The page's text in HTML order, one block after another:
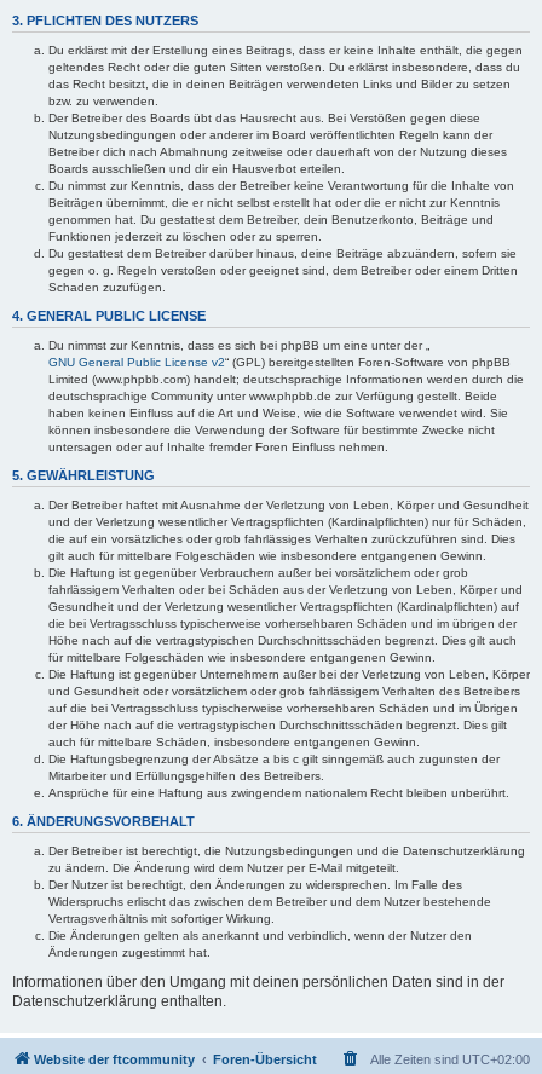
3. PFLICHTEN DES NUTZERS
Du erklärst mit der Erstellung eines Beitrags, dass er keine Inhalte enthält, die gegen
geltendes Recht oder die guten Sitten verstoßen. Du erklärst insbesondere, dass du
das Recht besitzt, die in deinen Beiträgen verwendeten Links und Bilder zu setzen
bzw. zu verwenden.
Der Betreiber des Boards übt das Hausrecht aus. Bei Verstößen gegen diese
Nutzungsbedingungen oder anderer im Board veröffentlichten Regeln kann der
Betreiber dich nach Abmahnung zeitweise oder dauerhaft von der Nutzung dieses
Boards ausschließen und dir ein Hausverbot erteilen.
Du nimmst zur Kenntnis, dass der Betreiber keine Verantwortung für die Inhalte von
Beiträgen übernimmt, die er nicht selbst erstellt hat oder die er nicht zur Kenntnis
genommen hat. Du gestattest dem Betreiber, dein Benutzerkonto, Beiträge und
Funktionen jederzeit zu löschen oder zu sperren.
Du gestattest dem Betreiber darüber hinaus, deine Beiträge abzuändern, sofern sie
gegen o. g. Regeln verstoßen oder geeignet sind, dem Betreiber oder einem Dritten
Schaden zuzufügen.
4. GENERAL PUBLIC LICENSE
Du nimmst zur Kenntnis, dass es sich bei phpBB um eine unter der „
GNU General Public License v2“ (GPL) bereitgestellten Foren-Software von phpBB
Limited (www.phpbb.com) handelt; deutschsprachige Informationen werden durch die
deutschsprachige Community unter www.phpbb.de zur Verfügung gestellt. Beide
haben keinen Einfluss auf die Art und Weise, wie die Software verwendet wird. Sie
können insbesondere die Verwendung der Software für bestimmte Zwecke nicht
untersagen oder auf Inhalte fremder Foren Einfluss nehmen.
5. GEWÄHRLEISTUNG
Der Betreiber haftet mit Ausnahme der Verletzung von Leben, Körper und Gesundheit
und der Verletzung wesentlicher Vertragspflichten (Kardinalpflichten) nur für Schäden,
die auf ein vorsätzliches oder grob fahrlässiges Verhalten zurückzuführen sind. Dies
gilt auch für mittelbare Folgeschäden wie insbesondere entgangenen Gewinn.
Die Haftung ist gegenüber Verbrauchern außer bei vorsätzlichem oder grob
fahrlässigem Verhalten oder bei Schäden aus der Verletzung von Leben, Körper und
Gesundheit und der Verletzung wesentlicher Vertragspflichten (Kardinalpflichten) auf
die bei Vertragsschluss typischerweise vorhersehbaren Schäden und im übrigen der
Höhe nach auf die vertragstypischen Durchschnittsschäden begrenzt. Dies gilt auch
für mittelbare Folgeschäden wie insbesondere entgangenen Gewinn.
Die Haftung ist gegenüber Unternehmern außer bei der Verletzung von Leben, Körper
und Gesundheit oder vorsätzlichem oder grob fahrlässigem Verhalten des Betreibers
auf die bei Vertragsschluss typischerweise vorhersehbaren Schäden und im Übrigen
der Höhe nach auf die vertragstypischen Durchschnittsschäden begrenzt. Dies gilt
auch für mittelbare Schäden, insbesondere entgangenen Gewinn.
Die Haftungsbegrenzung der Absätze a bis c gilt sinngemäß auch zugunsten der
Mitarbeiter und Erfüllungsgehilfen des Betreibers.
Ansprüche für eine Haftung aus zwingendem nationalem Recht bleiben unberührt.
6. ÄNDERUNGSVORBEHALT
Der Betreiber ist berechtigt, die Nutzungsbedingungen und die Datenschutzerklärung
zu ändern. Die Änderung wird dem Nutzer per E-Mail mitgeteilt.
Der Nutzer ist berechtigt, den Änderungen zu widersprechen. Im Falle des
Widerspruchs erlischt das zwischen dem Betreiber und dem Nutzer bestehende
Vertragsverhältnis mit sofortiger Wirkung.
Die Änderungen gelten als anerkannt und verbindlich, wenn der Nutzer den
Änderungen zugestimmt hat.
Informationen über den Umgang mit deinen persönlichen Daten sind in der
Datenschutzerklärung enthalten.
Website der ftcommunity Foren-Übersicht Alle Zeiten sind UTC+02:00